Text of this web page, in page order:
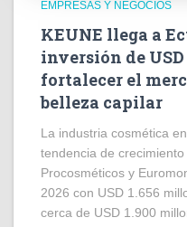
EMPRESAS Y NEGOCIOS
KEUNE llega a
inversión de
fortalecer el
belleza capilar
La industria cosmética
tendencia de
Procosméticos y
2026 con USD 1.656
cerca de USD 1.900